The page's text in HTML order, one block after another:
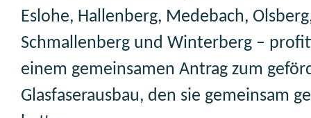
Eslohe, Hallenberg, Medebach,
Schmallenberg und Winterberg –
einem gemeinsamen Antrag zum
Glasfaserausbau, den sie gemeinsam